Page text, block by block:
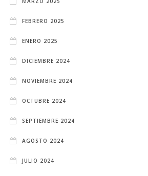
FEBRERO 2025
ENERO 2025
DICIEMBRE 2024
NOVIEMBRE 2024
OCTUBRE 2024
SEPTIEMBRE 2024
AGOSTO 2024
JULIO 2024